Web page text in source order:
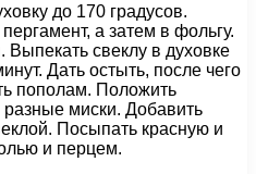
до 170 градусов.
а затем в фольгу.
Выпекать свеклу в духовке
Дать остыть, после чего
пополам. Положить
миски. Добавить
Посыпать красную и
и перцем.